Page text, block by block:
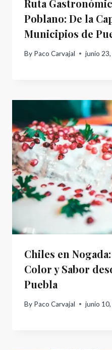
Ruta
Poblano: De la
Municipios de
By Paco Carvajal junio
Chiles en
Color y Sabor
Puebla
By Paco Carvajal junio